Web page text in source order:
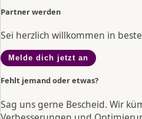
Partner werden
Sei herzlich willkommen in
Melde dich jetzt an
Fehlt jemand oder etwas?
Sag uns gerne Bescheid. Wir